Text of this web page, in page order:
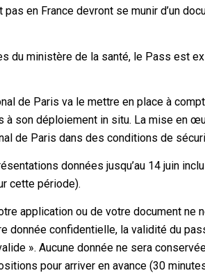
en France devront se munir d’un
du ministère de la santé, le Pass est
de Paris va le mettre en place à
à son déploiement in situ. La mise en
de Paris dans des conditions de
données jusqu’au 14 juin
cette période).
application ou de votre document ne
donnée confidentielle, la validité du
». Aucune donnée ne sera
pour arriver en avance (30